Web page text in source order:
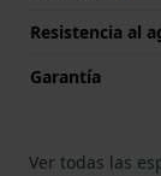
Resistencia al
Garantía
Ver todas las